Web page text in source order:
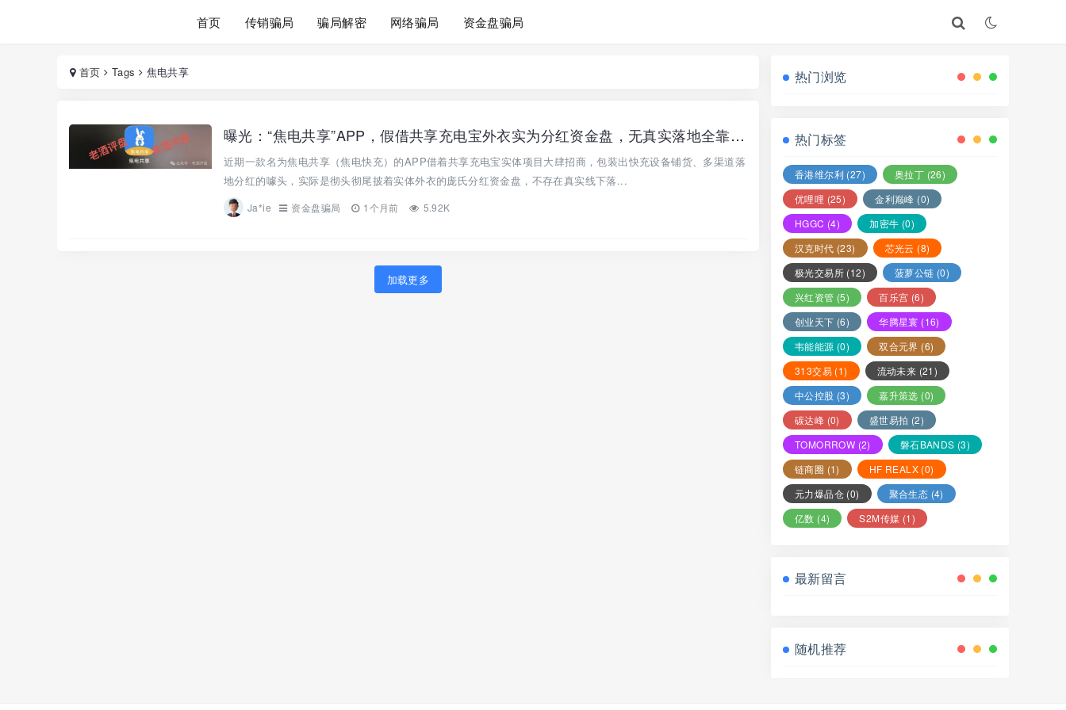
首页 传销骗局 骗局解密 网络骗局 资金盘骗局
首页 Tags 焦电共享
曝光：“焦电共享”APP，假借共享充电宝外衣实为分红资金盘，无真实落地全靠拉人头接盘！
近期一款名为焦电共享（焦电快充）的APP借着共享充电宝实体项目大肆招商，包装出快充设备铺货、多渠道落
地分红的噱头，实际是彻头彻尾披着实体外衣的庞氏分红资金盘，不存在真实线下落...
Ja*ie 资金盘骗局 1个月前 5.92K
加载更多
热门浏览
热门标签
香港维尔利 (27) 奥拉丁 (26)
优哩哩 (25) 金利巅峰 (0)
HGGC (4) 加密牛 (0)
汉克时代 (23) 芯光云 (8)
极光交易所 (12) 菠萝公链 (0)
兴红资管 (5) 百乐宫 (6)
创业天下 (6) 华腾星寰 (16)
韦能能源 (0) 双合元界 (6)
313交易 (1) 流动未来 (21)
中公控股 (3) 嘉升策选 (0)
碳达峰 (0) 盛世易拍 (2)
TOMORROW (2) 磐石BANDS (3)
链商圈 (1) HF REALX (0)
元力爆品仓 (0) 聚合生态 (4)
亿数 (4) S2M传媒 (1)
最新留言
随机推荐